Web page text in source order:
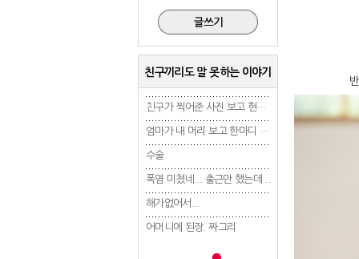
친구끼리도 말 못하는 이야기
친구가 찍어준 사진 보고 현타 겁..
엄마가 내 머리 보고 한마디 했는..
수술
폭염 미쳤네... 출근만 했는데 ..
해가없어서...
어머니에 된장. 짜그리